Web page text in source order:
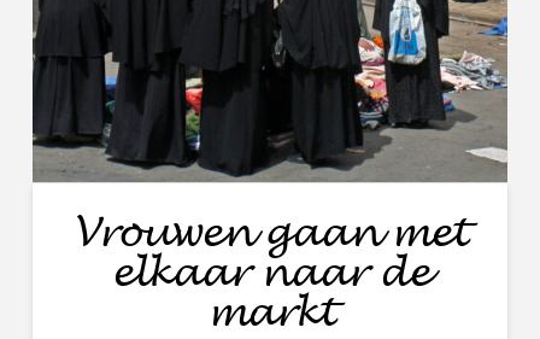
Vrouwen gaan met
elkaar naar de
markt